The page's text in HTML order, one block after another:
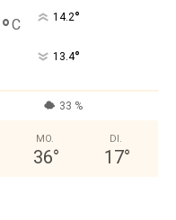
°C 14.2°
13.4°
33 %
MO.
36°
DI.
17°